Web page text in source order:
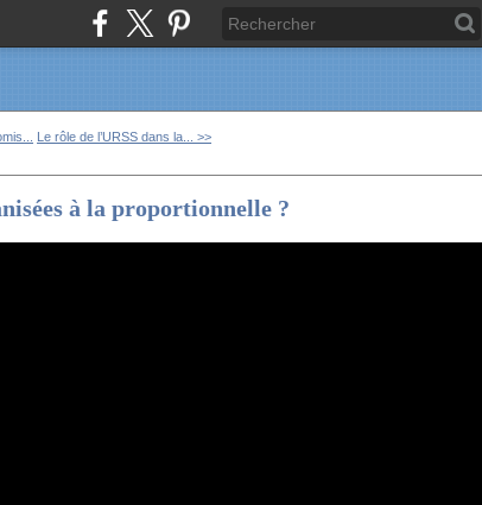
Le rôle de l’URSS dans la... >>
à la proportionnelle ?